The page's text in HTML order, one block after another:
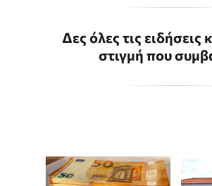
Δες όλες τις ειδήσεις
στιγμή που